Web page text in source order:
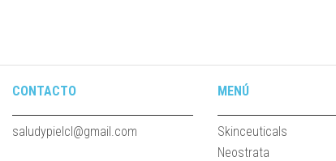
CONTACTO
saludypielcl@gmail.com
MENÚ
Skinceuticals
Neostrata